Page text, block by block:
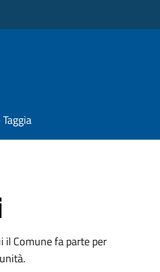
il Comune fa parte per